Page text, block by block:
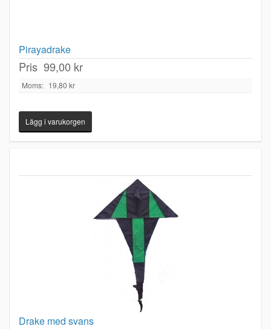
Pirayadrake
Pris 99,00 kr
Moms: 19,80 kr
Drake med svans